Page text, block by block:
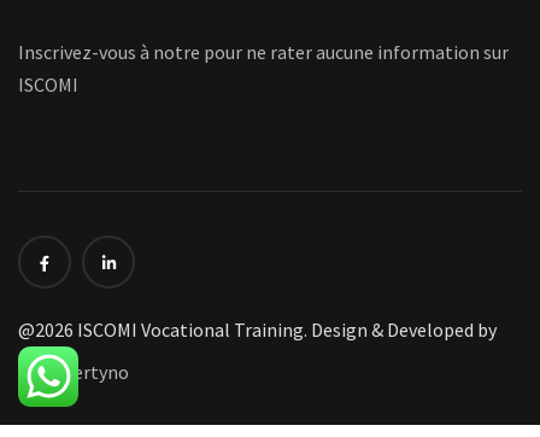
Inscrivez-vous à notre pour ne rater aucune information sur
ISCOMI
@2026 ISCOMI Vocational Training. Design & Developed by
Ferry Fertyno